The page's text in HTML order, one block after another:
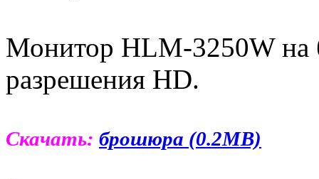
Монитор HLM-3250W на
разрешения HD.
Скачать: брошюра (0.2MB)